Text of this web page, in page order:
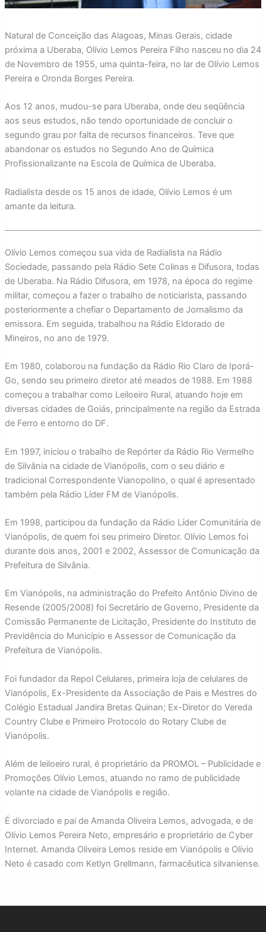
Natural de Conceição das Alagoas, Minas Gerais, cidade
próxima a Uberaba, Olívio Lemos Pereira Filho nasceu no dia 24
de Novembro de 1955, uma quinta-feira, no lar de Olívio Lemos
Pereira e Oronda Borges Pereira.
Aos 12 anos, mudou-se para Uberaba, onde deu seqüência
aos seus estudos, não tendo oportunidade de concluir o
segundo grau por falta de recursos financeiros. Teve que
abandonar os estudos no Segundo Ano de Química
Profissionalizante na Escola de Química de Uberaba.
Radialista desde os 15 anos de idade, Olívio Lemos é um
amante da leitura.
Olívio Lemos começou sua vida de Radialista na Rádio
Sociedade, passando pela Rádio Sete Colinas e Difusora, todas
de Uberaba. Na Rádio Difusora, em 1978, na época do regime
militar, começou a fazer o trabalho de noticiarista, passando
posteriormente a chefiar o Departamento de Jornalismo da
emissora. Em seguida, trabalhou na Rádio Eldorado de
Mineiros, no ano de 1979.
Em 1980, colaborou na fundação da Rádio Rio Claro de Iporá-
Go, sendo seu primeiro diretor até meados de 1988. Em 1988
começou a trabalhar como Leiloeiro Rural, atuando hoje em
diversas cidades de Goiás, principalmente na região da Estrada
de Ferro e entorno do DF.
Em 1997, iniciou o trabalho de Repórter da Rádio Rio Vermelho
de Silvânia na cidade de Vianópolis, com o seu diário e
tradicional Correspondente Vianopolino, o qual é apresentado
também pela Rádio Líder FM de Vianópolis.
Em 1998, participou da fundação da Rádio Líder Comunitária de
Vianópolis, de quem foi seu primeiro Diretor. Olívio Lemos foi
durante dois anos, 2001 e 2002, Assessor de Comunicação da
Prefeitura de Silvânia.
Em Vianópolis, na administração do Prefeito Antônio Divino de
Resende (2005/2008) foi Secretário de Governo, Presidente da
Comissão Permanente de Licitação, Presidente do Instituto de
Previdência do Município e Assessor de Comunicação da
Prefeitura de Vianópolis.
Foi fundador da Repol Celulares, primeira loja de celulares de
Vianópolis, Ex-Presidente da Associação de Pais e Mestres do
Colégio Estadual Jandira Bretas Quinan; Ex-Diretor do Vereda
Country Clube e Primeiro Protocolo do Rotary Clube de
Vianópolis.
Além de leiloeiro rural, é proprietário da PROMOL – Publicidade e
Promoções Olívio Lemos, atuando no ramo de publicidade
volante na cidade de Vianópolis e região.
É divorciado e pai de Amanda Oliveira Lemos, advogada, e de
Olívio Lemos Pereira Neto, empresário e proprietário de Cyber
Internet. Amanda Oliveira Lemos reside em Vianópolis e Olívio
Neto é casado com Ketlyn Grellmann, farmacêutica silvaniense.